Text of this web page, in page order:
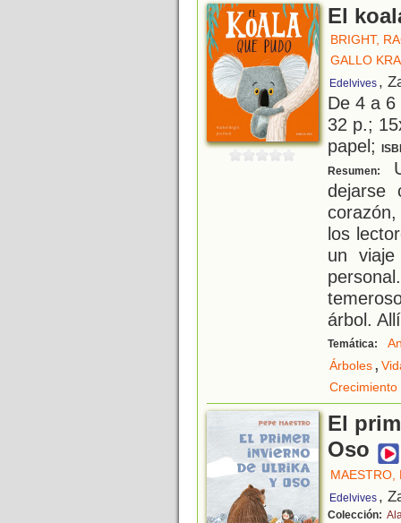
El
BRIGHT,
GALLO
Edelvives ,
De 4 a
32 p.;
papel;
Resumen:
dejarse
los
un
árbol. Allí
Temática:
Árboles,
Crecimiento
El
Oso
MAESTRO,
Edelvives ,
Colección: